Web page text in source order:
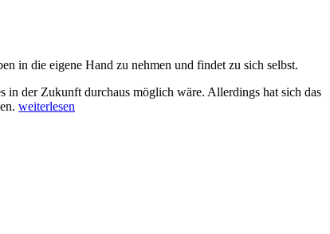
in die eigene Hand zu nehmen und findet zu sich selbst.
in der Zukunft durchaus möglich wäre. Allerdings hat sich das
„Play“
weiterlesen